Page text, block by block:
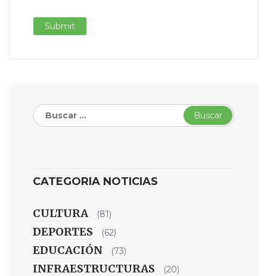
Buscar:
CATEGORIA NOTICIAS
CULTURA (81)
DEPORTES (62)
EDUCACIÓN (73)
INFRAESTRUCTURAS (20)